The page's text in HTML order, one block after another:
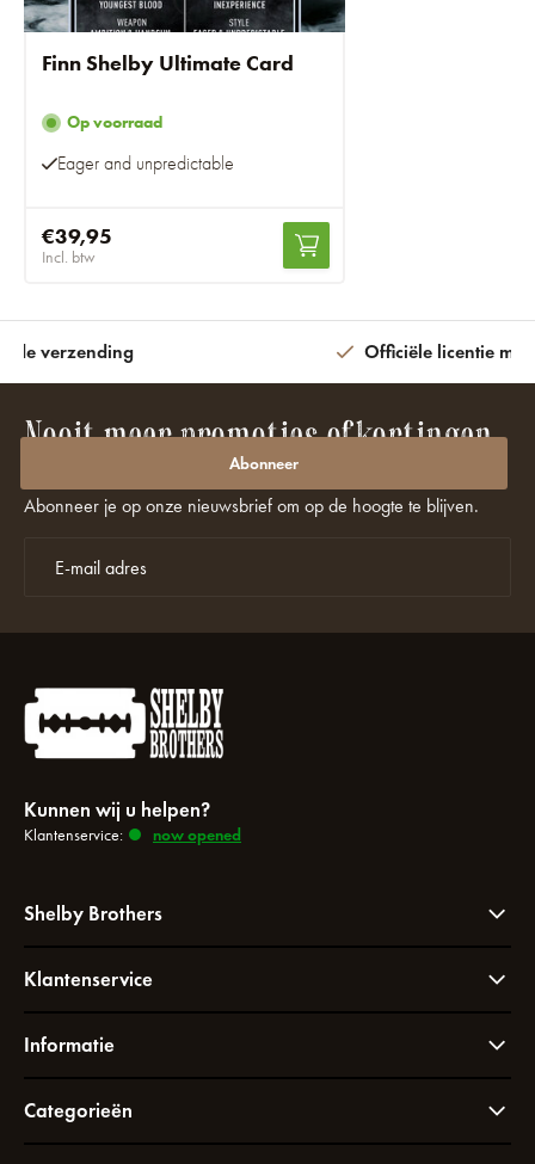
Finn Shelby Ultimate Card
Op voorraad
Eager and unpredictable
€39,95
Incl. btw
verzending Officiële licentie met
Nooit meer promoties of kortingen
Abonneer je op onze nieuwsbrief om op de hoogte te blijven.
Abonneer
Kunnen wij u helpen?
Klantenservice: now opened
Shelby Brothers
Klantenservice
Informatie
Categorieën